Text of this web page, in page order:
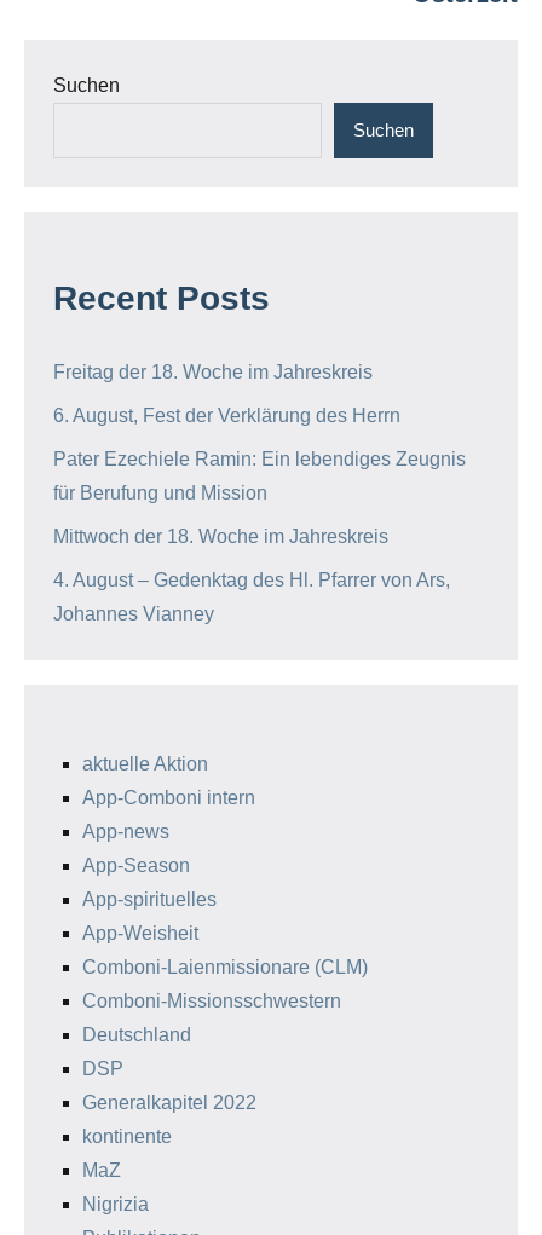
Suchen
Suchen
Recent Posts
Freitag der 18. Woche im Jahreskreis
6. August, Fest der Verklärung des Herrn
Pater Ezechiele Ramin: Ein lebendiges Zeugnis
für Berufung und Mission
Mittwoch der 18. Woche im Jahreskreis
4. August – Gedenktag des Hl. Pfarrer von Ars,
Johannes Vianney
aktuelle Aktion
App-Comboni intern
App-news
App-Season
App-spirituelles
App-Weisheit
Comboni-Laienmissionare (CLM)
Comboni-Missionsschwestern
Deutschland
DSP
Generalkapitel 2022
kontinente
MaZ
Nigrizia